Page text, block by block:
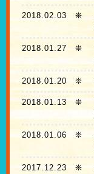
2018.02.03 ❊
2018.01.27 ❊
2018.01.20 ❊
2018.01.13❊
2018.01.06 ❊
2017.12.23❊